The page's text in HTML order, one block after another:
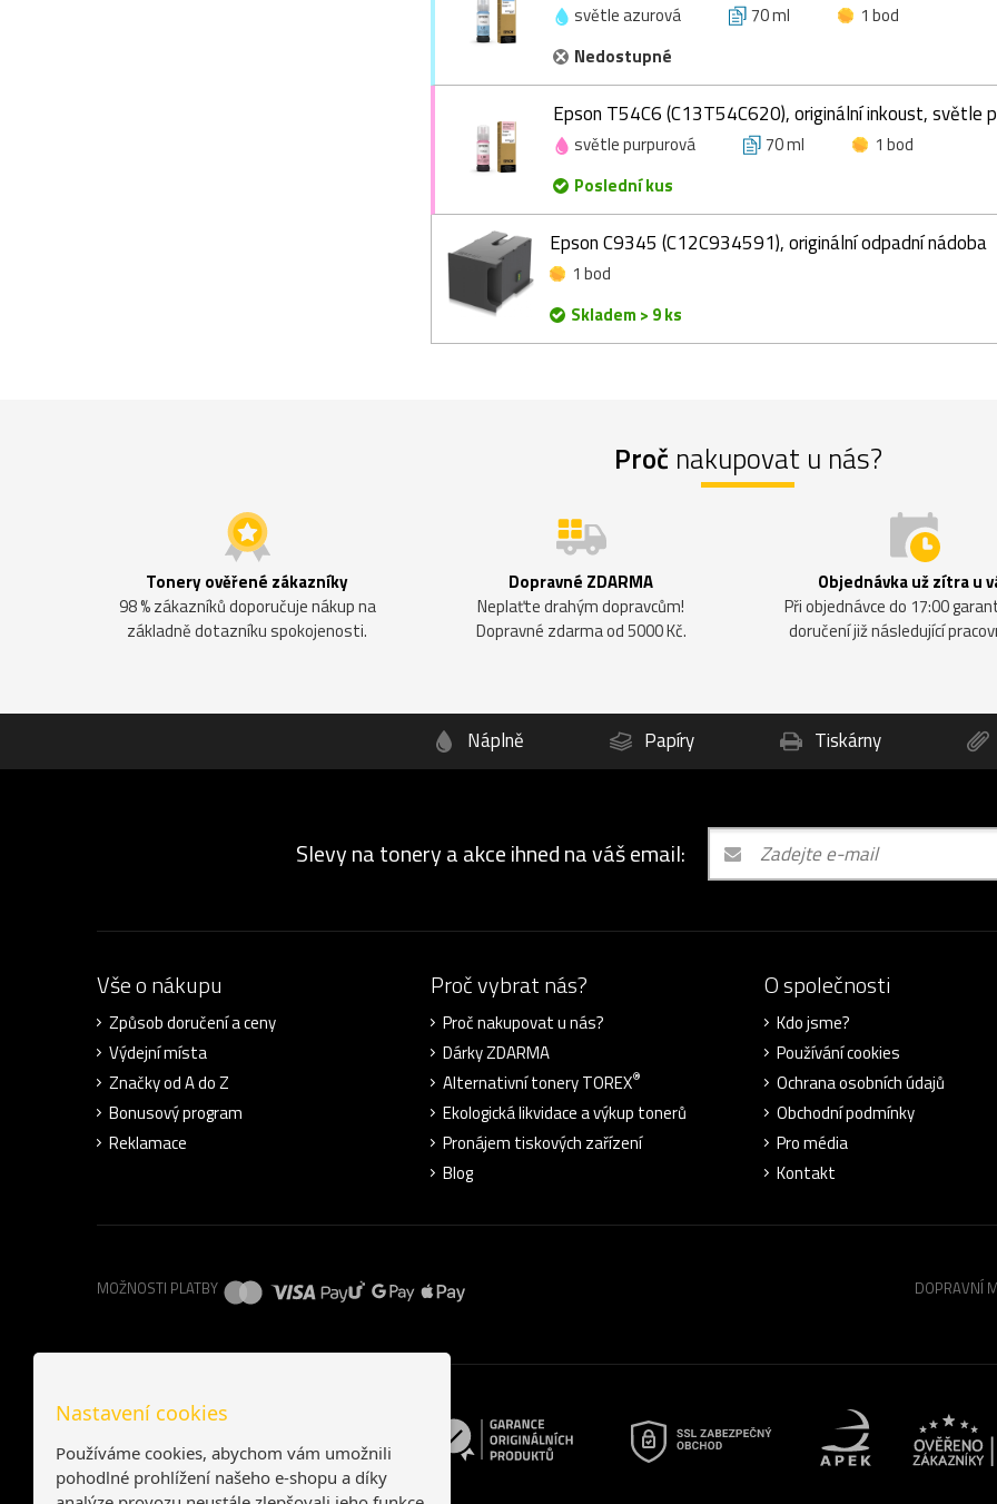
světle azurová 70 ml
1 bod
Nedostupné
Epson T54C6 (C13T54C620), originální inkoust, světle
světle purpurová 70 ml
1 bod
Poslední kus
Epson C9345 (C12C934591), originální odpadní nádoba
1 bod
Skladem > 9 ks
Proč nakupovat u nás?
Tonery ověřené zákazníky
98 % zákazníků doporučuje nákup na
základně dotazníku spokojenosti.
Dopravné ZDARMA
Neplaťte drahým dopravcům!
Dopravné zdarma od 5000 Kč.
Objednávka už zítra u
Při objednávce do 17:00
doručení již následující
Náplně Papíry Tiskárny
Slevy na tonery a akce ihned na váš email:
Vše o nákupu
Způsob doručení a ceny
Výdejní místa
Značky od A do Z
Bonusový program
Reklamace
Proč vybrat nás?
Proč nakupovat u nás?
Dárky ZDARMA
Alternativní tonery TOREX®
Ekologická likvidace a výkup tonerů
Pronájem tiskových zařízení
Blog
O společnosti
Kdo jsme?
Používání cookies
Ochrana osobních údajů
Obchodní podmínky
Pro média
Kontakt
MOŽNOSTI PLATBY DOPRAVNÍ
Nastavení cookies
Používáme cookies, abychom vám umožnili
pohodlné prohlížení našeho e-shopu a díky